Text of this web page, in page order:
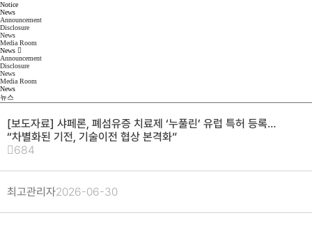
Notice
News
Announcement
Disclosure
News
Media Room
News
Announcement
Disclosure
News
Media Room
News
뉴스
[보도자료] 샤페론, 폐섬유증 치료제 ‘누풀린’ 유럽 특허 등록…
“차별화된 기전, 기술이전 협상 본격화”
684
최고관리자2026-06-30